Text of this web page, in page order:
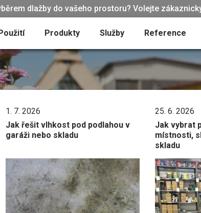
dlažby do vašeho prostoru? Volejte
Produkty Služby Reference
1. 7. 2026
Jak řešit vlhkost pod podlahou v
garáži nebo skladu
25. 6. 2026
Jak vybrat
místnosti,
skladu